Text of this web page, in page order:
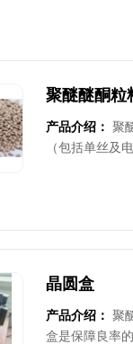
聚醚醚酮粒
产品介绍： 聚
（包括单丝及
晶圆盒
产品介绍： 聚
盒是保障良率